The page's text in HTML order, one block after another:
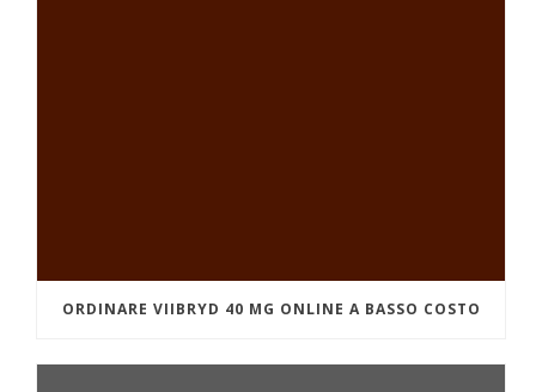
ORDINARE VIIBRYD 40 MG ONLINE A BASSO COSTO